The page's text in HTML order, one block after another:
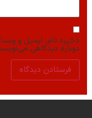
ذخیره نام، ایمیل و
دوباره دیدگاهی